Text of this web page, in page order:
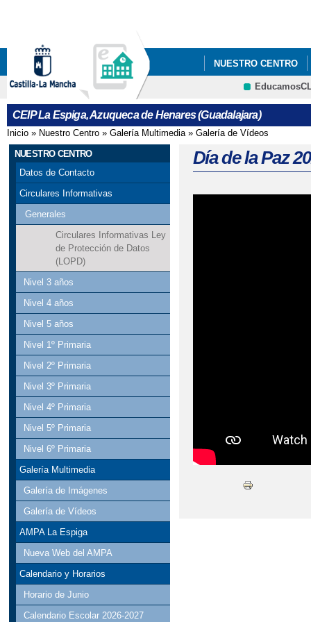
NUESTRO CENTRO
CRFP
CEIP La Espiga, Azuqueca de Henares (Guadalajara)
Se encuentra usted aquí
Inicio » Nuestro Centro » Galería Multimedia» Galería de Vídeos
NUESTRO CENTRO
Datos de Contacto
Circulares Informativas
Generales
Circulares Informativas Ley
de Protección de Datos
(LOPD)
Nivel 3 años
Nivel 4 años
Nivel 5 años
Nivel 1º Primaria
Nivel 2º Primaria
Nivel 3º Primaria
Nivel 4º Primaria
Nivel 5º Primaria
Nivel 6º Primaria
Galería Multimedia
Galería de Imágenes
Galería de Vídeos
AMPA La Espiga
Nueva Web del AMPA
Calendario y Horarios
Horario de Junio
Calendario Escolar 2026-2027
Día de la Paz